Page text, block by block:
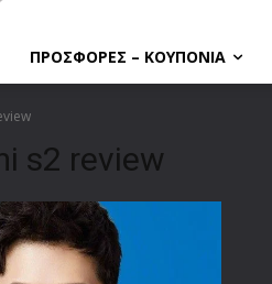
ΠΡΟΣΦΟΡΕΣ – ΚΟΥΠΟΝΙΑ
s2 review